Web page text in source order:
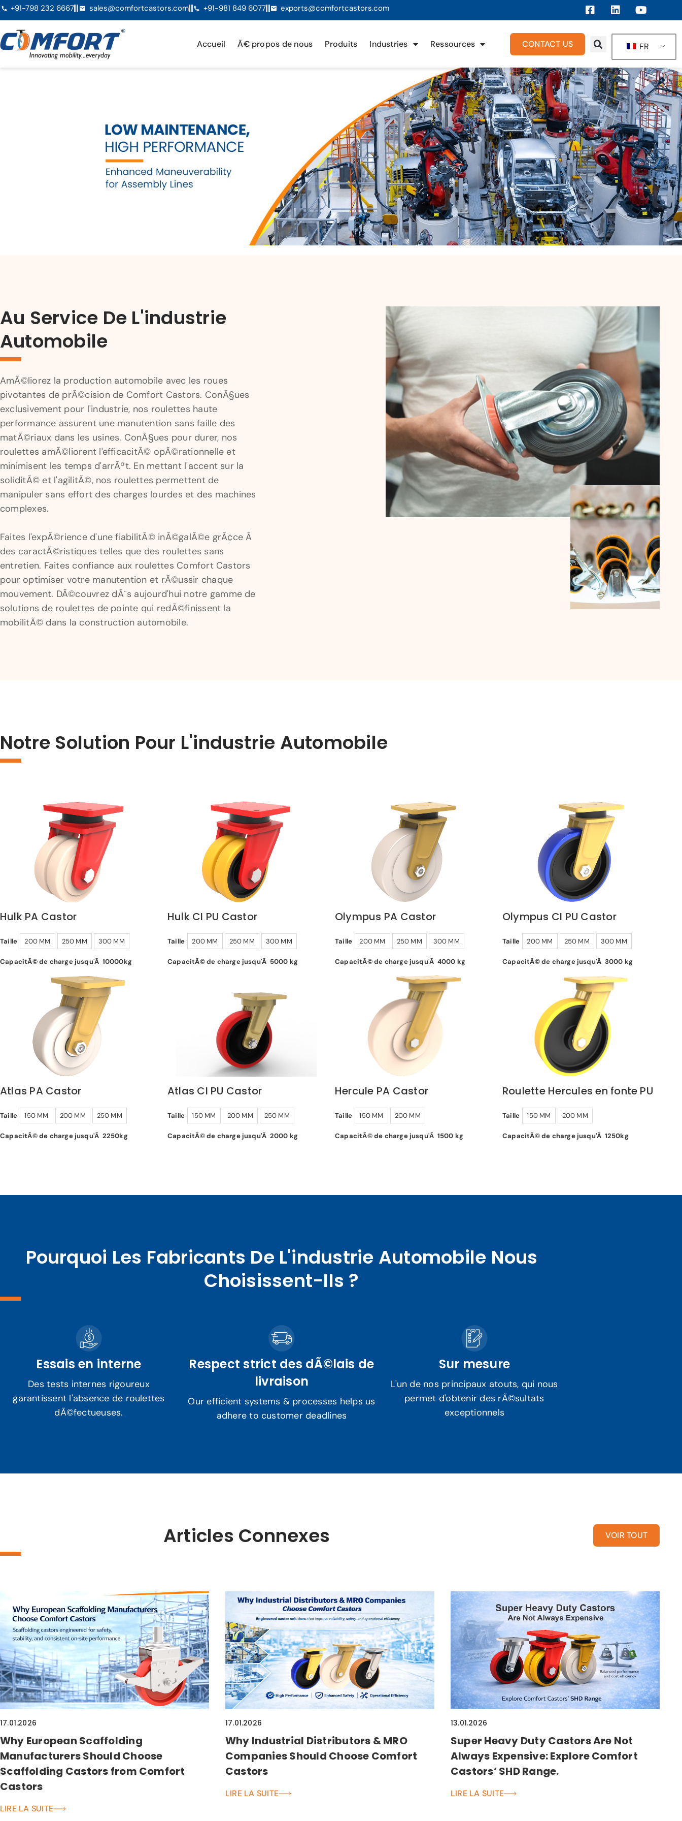
+91-798 232 6667 sales@comfortcastors.com +91-981 849 6077 exports@comfortcastors.com
Accueil Ã€ propos de nous Produits Industries Ressources CONTACT US FR
Au Service De L'industrie
Automobile
AmÃ©liorez la production automobile avec les roues
pivotantes de prÃ©cision de Comfort Castors. ConÃ§ues
exclusivement pour l'industrie, nos roulettes haute
performance assurent une manutention sans faille des
matÃ©riaux dans les usines. ConÃ§ues pour durer, nos
roulettes amÃ©liorent l'efficacitÃ© opÃ©rationnelle et
minimisent les temps d'arrÃªt. En mettant l'accent sur la
soliditÃ© et l'agilitÃ©, nos roulettes permettent de
manipuler sans effort des charges lourdes et des machines
complexes.
Faites l'expÃ©rience d'une fiabilitÃ© inÃ©galÃ©e grÃ¢ce Ã
des caractÃ©ristiques telles que des roulettes sans
entretien. Faites confiance aux roulettes Comfort Castors
pour optimiser votre manutention et rÃ©ussir chaque
mouvement. DÃ©couvrez dÃ¨s aujourd'hui notre gamme de
solutions de roulettes de pointe qui redÃ©finissent la
mobilitÃ© dans la construction automobile.
Notre Solution Pour L'industrie Automobile
Hulk PA Castor
Taille 200 MM 250 MM 300 MM
CapacitÃ© de charge jusqu'Ã 10000kg
Hulk CI PU Castor
Taille 200 MM 250 MM 300 MM
CapacitÃ© de charge jusqu'Ã 5000 kg
Olympus PA Castor
Taille 200 MM 250 MM 300 MM
CapacitÃ© de charge jusqu'Ã 4000 kg
Olympus CI PU Castor
Taille 200 MM 250 MM 300 MM
CapacitÃ© de charge jusqu'Ã 3000 kg
Atlas PA Castor
Taille 150 MM 200 MM 250 MM
CapacitÃ© de charge jusqu'Ã 2250kg
Atlas CI PU Castor
Taille 150 MM 200 MM 250 MM
CapacitÃ© de charge jusqu'Ã 2000 kg
Hercule PA Castor
Taille 150 MM 200 MM
CapacitÃ© de charge jusqu'Ã 1500 kg
Roulette Hercules en fonte PU
Taille 150 MM 200 MM
CapacitÃ© de charge jusqu'Ã 1250kg
Pourquoi Les Fabricants De L'industrie Automobile Nous
Choisissent-Ils ?
Essais en interne
Des tests internes rigoureux
garantissent l'absence de roulettes
dÃ©fectueuses.
Respect strict des dÃ©lais de
livraison
Our efficient systems & processes helps us
adhere to customer deadlines
Sur mesure
L'un de nos principaux atouts, qui nous
permet d'obtenir des rÃ©sultats
exceptionnels
Articles Connexes VOIR TOUT
17.01.2026
Why European Scaffolding
Manufacturers Should Choose
Scaffolding Castors from Comfort
Castors
LIRE LA SUITE
17.01.2026
Why Industrial Distributors & MRO
Companies Should Choose Comfort
Castors
LIRE LA SUITE
13.01.2026
Super Heavy Duty Castors Are Not
Always Expensive: Explore Comfort
Castors’ SHD Range.
LIRE LA SUITE